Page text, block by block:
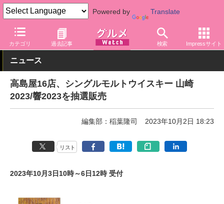
Powered by Translate
カテゴリ 過去記事 検索 Impressサイト
グルメ Watch アルコール ウイスキー
ニュース
高島屋16店、シングルモルトウイスキー 山崎
2023/響2023を抽選販売
編集部：稲葉隆司 2023年10月2日 18:23
リスト
2023年10月3日10時～6日12時 受付